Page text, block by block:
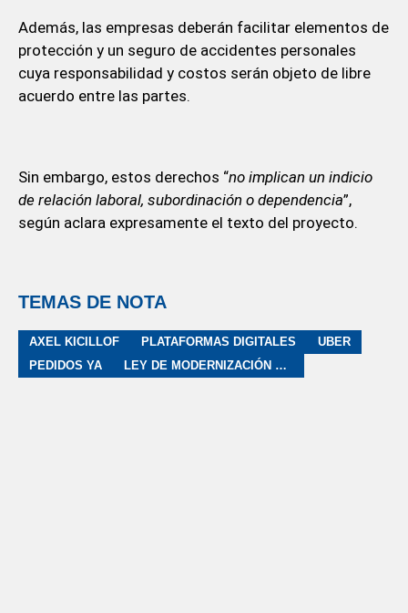
Además, las empresas deberán facilitar elementos de
protección y un seguro de accidentes personales
cuya responsabilidad y costos serán objeto de libre
acuerdo entre las partes.
Sin embargo, estos derechos “no implican un indicio
de relación laboral, subordinación o dependencia”,
según aclara expresamente el texto del proyecto.
TEMAS DE NOTA
AXEL KICILLOF PLATAFORMAS DIGITALES
UBER
PEDIDOS YA
LEY DE MODERNIZACIÓN LABORAL